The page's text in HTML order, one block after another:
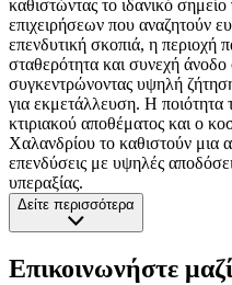
καθιστώντας το ιδανικό
επιχειρήσεων που αναζητούν
επενδυτική σκοπιά, η περιοχή
σταθερότητα και συνεχή άνοδο
συγκεντρώνοντας υψηλή
για εκμετάλλευση. Η
κτιριακού αποθέματος και ο
Χαλανδρίου το καθιστούν μια
επενδύσεις με υψηλές
υπεραξίας.
Δείτε περισσότερα
Επικοινωνήστε